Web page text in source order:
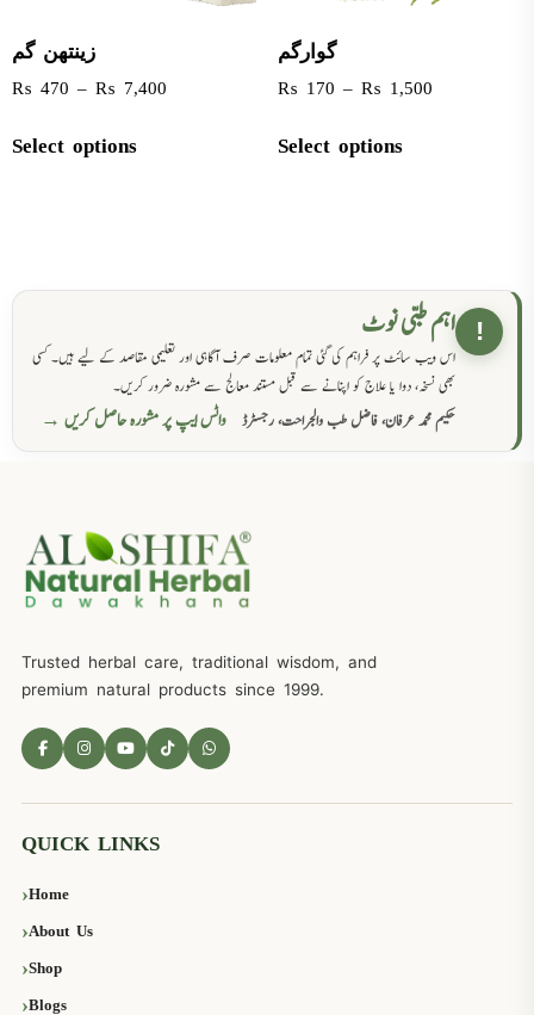
زینتھن گم
₨ 470 – ₨ 7,400
Select options
گوارگم
₨ 170 – ₨ 1,500
Select options
! اہم طبی نوٹ
اس ویب سائٹ پر فراہم کی گئی تمام معلومات صرف آگاہی اور تعلیمی مقاصد کے لیے ہیں۔ کسی
بھی نسخہ، دوا یا علاج کو اپنانے سے قبل مستند معالج سے مشورہ ضرور کریں۔
حکیم محمد عرفان، فاضل طب والجراحت، رجسٹرڈ
واٹس ایپ پر مشورہ حاصل کریں →
Trusted herbal care, traditional wisdom, and
premium natural products since 1999.
QUICK LINKS
Home
About Us
Shop
Blogs